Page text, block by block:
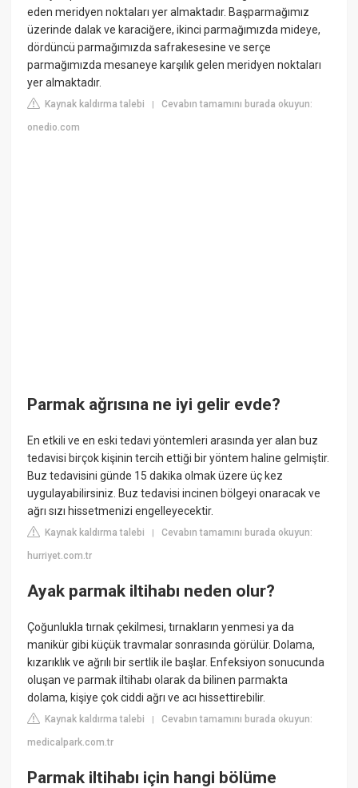
eden meridyen noktaları yer almaktadır. Başparmağımız
üzerinde dalak ve karaciğere, ikinci parmağımızda mideye,
dördüncü parmağımızda safrakesesine ve serçe
parmağımızda mesaneye karşılık gelen meridyen noktaları
yer almaktadır.
Kaynak kaldırma talebi |Cevabın tamamını burada okuyun:
onedio.com
Parmak ağrısına ne iyi gelir evde?
En etkili ve en eski tedavi yöntemleri arasında yer alan buz
tedavisi birçok kişinin tercih ettiği bir yöntem haline gelmiştir.
Buz tedavisini günde 15 dakika olmak üzere üç kez
uygulayabilirsiniz. Buz tedavisi incinen bölgeyi onaracak ve
ağrı sızı hissetmenizi engelleyecektir.
Kaynak kaldırma talebi |Cevabın tamamını burada okuyun:
hurriyet.com.tr
Ayak parmak iltihabı neden olur?
Çoğunlukla tırnak çekilmesi, tırnakların yenmesi ya da
manikür gibi küçük travmalar sonrasında görülür. Dolama,
kızarıklık ve ağrılı bir sertlik ile başlar. Enfeksiyon sonucunda
oluşan ve parmak iltihabı olarak da bilinen parmakta
dolama, kişiye çok ciddi ağrı ve acı hissettirebilir.
Kaynak kaldırma talebi |Cevabın tamamını burada okuyun:
medicalpark.com.tr
Parmak iltihabı için hangi bölüme